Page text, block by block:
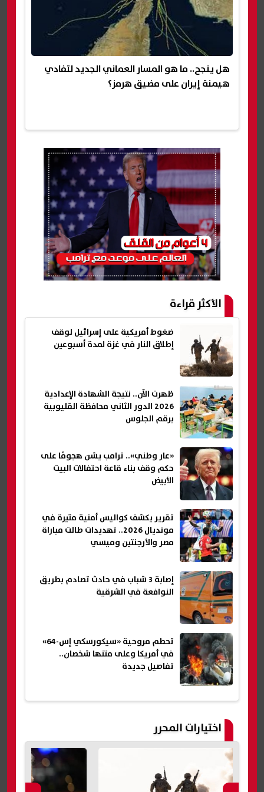
هل ينجح.. ما هو المسار العماني الجديد لتفادي
هيمنة إيران على مضيق هرمز؟
الأكثر قراءة
ضغوط أمريكية على إسرائيل لوقف
إطلاق النار في غزة لمدة أسبوعين
ظهرت الآن.. نتيجة الشهادة الإعدادية
2026 الدور الثاني محافظة القليوبية
برقم الجلوس
«عار وطني».. ترامب يشن هجومًا على
حكم وقف بناء قاعة احتفالات البيت
الأبيض
تقرير يكشف كواليس أمنية مثيرة في
مونديال 2026.. تهديدات طالت مباراة
مصر والأرجنتين وميسي
إصابة 3 شباب في حادث تصادم بطريق
النوافعة في الشرقية
تحطم مروحية «سيكورسكي إس-64»
في أمريكا وعلى متنها شخصان..
تفاصيل جديدة
اختيارات المحرر